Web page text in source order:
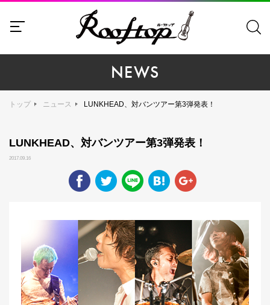
NEWS
トップ ニュース LUNKHEAD、対バンツアー第3弾発表！
LUNKHEAD、対バンツアー第3弾発表！
2017.09.16